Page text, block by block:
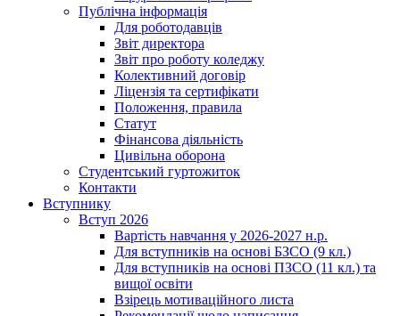
Публічна інформація
Для роботодавців
Звіт директора
Звіт про роботу коледжу
Колективний договір
Ліцензія та сертифікати
Положення, правила
Статут
Фінансова діяльність
Цивільна оборона
Студентський гуртожиток
Контакти
Вступнику
Вступ 2026
Вартість навчання у 2026-2027 н.р.
Для вступників на основі БЗСО (9 кл.)
Для вступників на основі ПЗСО (11 кл.) та
вищої освіти
Взірець мотиваційного листа